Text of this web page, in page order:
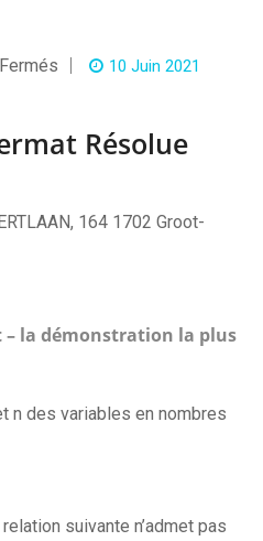
Sur
Résolue
Simplement
10 Juin 2021
Résolue
164 1702 Groot-
– la démonstration la plus
n des variables en nombres
suivante n’admet pas